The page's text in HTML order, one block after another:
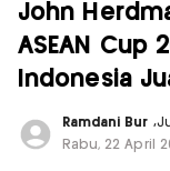
John
ASEAN Cup
Indonesia
Ramdani Bur ,
Rabu, 22 April